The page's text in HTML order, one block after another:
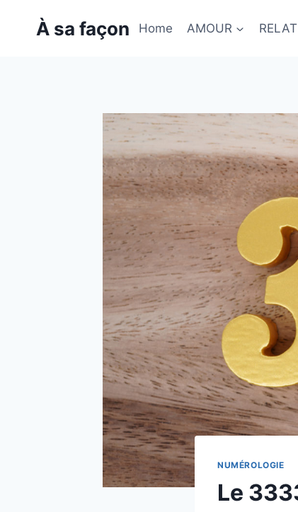
À sa façon Home AMOUR
NUMÉROLOGIE
Le